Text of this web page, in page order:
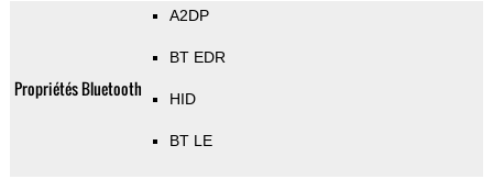
Propriétés Bluetooth
A2DP
BT EDR
HID
BT LE